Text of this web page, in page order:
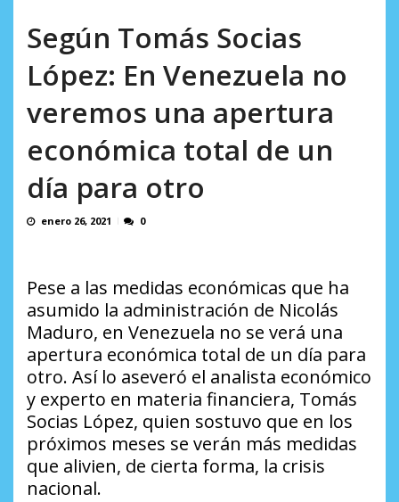
Según Tomás Socias
López: En Venezuela no
veremos una apertura
económica total de un
día para otro
enero 26, 2021 0
Pese a las medidas económicas que ha
asumido la administración de Nicolás
Maduro, en Venezuela no se verá una
apertura económica total de un día para
otro. Así lo aseveró el analista económico
y experto en materia financiera, Tomás
Socias López, quien sostuvo que en los
próximos meses se verán más medidas
que alivien, de cierta forma, la crisis
nacional.